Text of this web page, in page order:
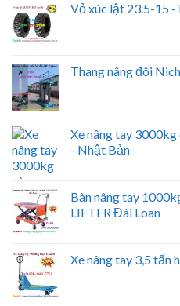
Vỏ xúc lật 23.5-15
Thang nâng đôi
Xe nâng tay
- Nhật Bản
Bàn nâng tay
LIFTER Đài Loan
Xe nâng tay 3,5 tấn